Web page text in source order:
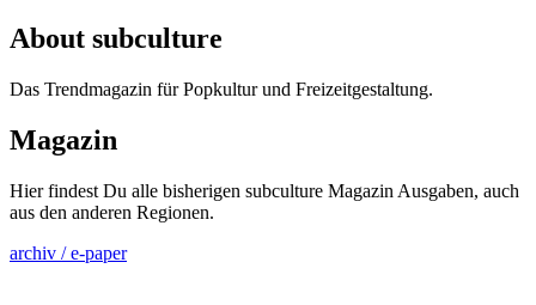
About subculture
Das Trendmagazin für Popkultur und Freizeitgestaltung.
Magazin
Hier findest Du alle bisherigen subculture Magazin Ausgaben, auch
aus den anderen Regionen.
archiv / e-paper